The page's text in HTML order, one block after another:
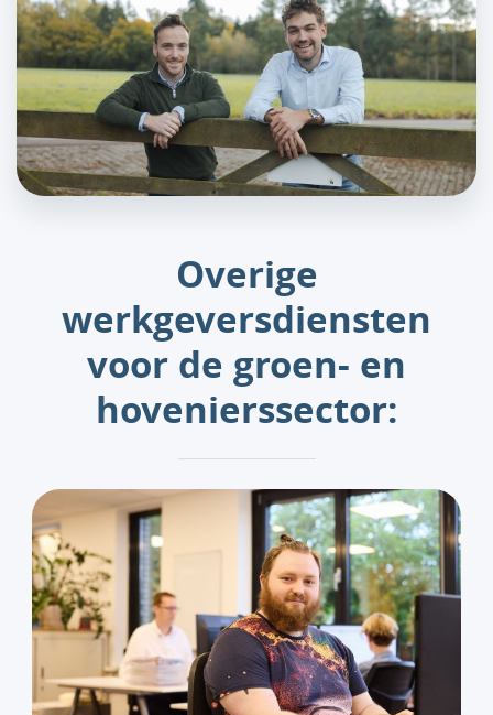
Overige
werkgeversdiensten
voor de groen- en
hovenierssector: